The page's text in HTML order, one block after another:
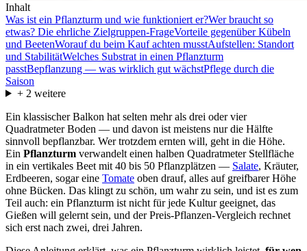
Inhalt
Was ist ein Pflanzturm und wie funktioniert er?Wer braucht so
etwas? Die ehrliche Zielgruppen-FrageVorteile gegenüber Kübeln
und BeetenWorauf du beim Kauf achten musstAufstellen: Standort
und StabilitätWelches Substrat in einen Pflanzturm
passtBepflanzung — was wirklich gut wächstPflege durch die
Saison
+ 2 weitere
Ein klassischer Balkon hat selten mehr als drei oder vier
Quadratmeter Boden — und davon ist meistens nur die Hälfte
sinnvoll bepflanzbar. Wer trotzdem ernten will, geht in die Höhe.
Ein Pflanzturm verwandelt einen halben Quadratmeter Stellfläche
in ein vertikales Beet mit 40 bis 50 Pflanzplätzen — Salate, Kräuter,
Erdbeeren, sogar eine Tomate oben drauf, alles auf greifbarer Höhe
ohne Bücken. Das klingt zu schön, um wahr zu sein, und ist es zum
Teil auch: ein Pflanzturm ist nicht für jede Kultur geeignet, das
Gießen will gelernt sein, und der Preis-Pflanzen-Vergleich rechnet
sich erst nach zwei, drei Jahren.